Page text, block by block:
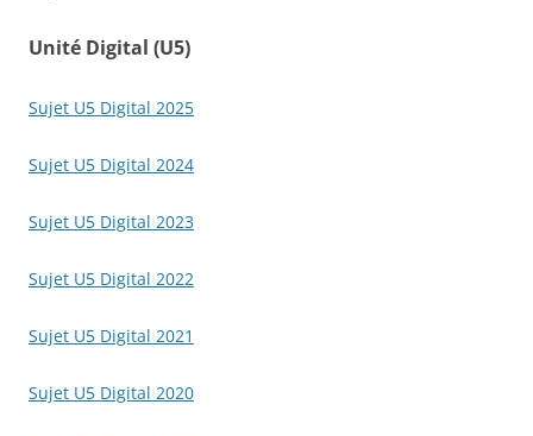
Unité Digital (U5)
Sujet U5 Digital 2025
Sujet U5 Digital 2024
Sujet U5 Digital 2023
Sujet U5 Digital 2022
Sujet U5 Digital 2021
Sujet U5 Digital 2020